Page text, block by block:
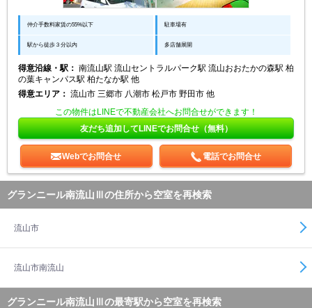
仲介手数料家賃の55%以下 駐車場有
駅から徒歩３分以内 多店舗展開
得意沿線・駅： 南流山駅 流山セントラルパーク駅 流山おおたかの森駅 柏
の葉キャンパス駅 柏たなか駅 他
得意エリア： 流山市 三郷市 八潮市 松戸市 野田市 他
この物件はLINEで不動産会社へお問合せができます！
友だち追加してLINEでお問合せ（無料）
Webでお問合せ 電話でお問合せ
グランニール南流山Ⅲの住所から空室を再検索
流山市
流山市南流山
グランニール南流山Ⅲの最寄駅から空室を再検索